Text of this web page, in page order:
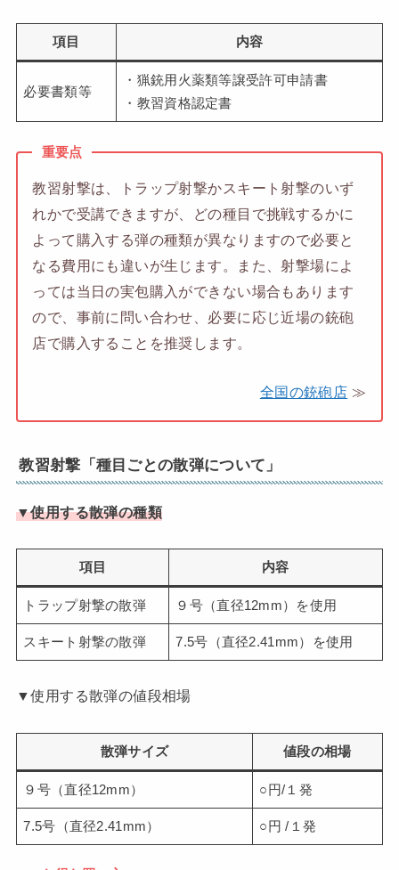
項目 内容
必要書類等
・猟銃用火薬類等譲受許可申請書
・教習資格認定書
重要点
教習射撃は、トラップ射撃かスキート射撃のいず
れかで受講できますが、どの種目で挑戦するかに
よって購入する弾の種類が異なりますので必要と
なる費用にも違いが生じます。また、射撃場によ
っては当日の実包購入ができない場合もあります
ので、事前に問い合わせ、必要に応じ近場の銃砲
店で購入することを推奨します。
全国の銃砲店 ≫
教習射撃「種目ごとの散弾について」
▼使用する散弾の種類
項目 内容
トラップ射撃の散弾 ９号（直径12mm）を使用
スキート射撃の散弾 7.5号（直径2.41mm）を使用
▼使用する散弾の値段相場
散弾サイズ 値段の相場
９号（直径12mm） ○円/１発
7.5号（直径2.41mm） ○円 /１発